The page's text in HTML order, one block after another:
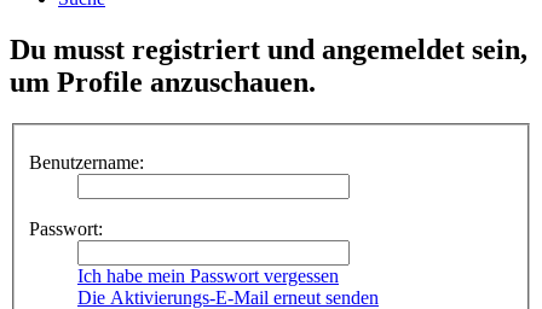
Du musst registriert und angemeldet sein,
um Profile anzuschauen.
Benutzername:
Passwort:
Ich habe mein Passwort vergessen
Die Aktivierungs-E-Mail erneut senden